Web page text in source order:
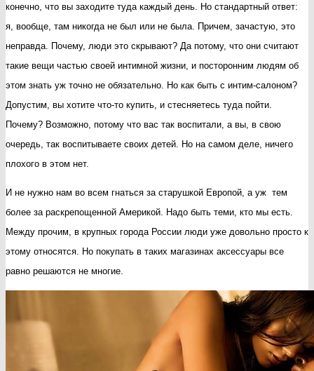
конечно, что вы заходите туда каждый день. Но стандартный ответ:
я, вообще, там никогда не был или не была. Причем, зачастую, это
неправда. Почему, люди это скрывают? Да потому, что они считают
такие вещи частью своей интимной жизни, и посторонним людям об
этом знать уж точно не обязательно. Но как быть с интим-салоном?
Допустим, вы хотите что-то купить, и стесняетесь туда пойти.
Почему? Возможно, потому что вас так воспитали, а вы, в свою
очередь, так воспитываете своих детей. Но на самом деле, ничего
плохого в этом нет.
И не нужно нам во всем гнаться за старушкой Европой, а уж тем
более за раскрепощенной Америкой. Надо быть теми, кто мы есть.
Между прочим, в крупных города России люди уже довольно просто к
этому относятся. Но покупать в таких магазинах аксессуары все
равно решаются не многие.